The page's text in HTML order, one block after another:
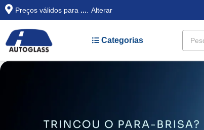
Preços válidos para ... Alterar
Categorias